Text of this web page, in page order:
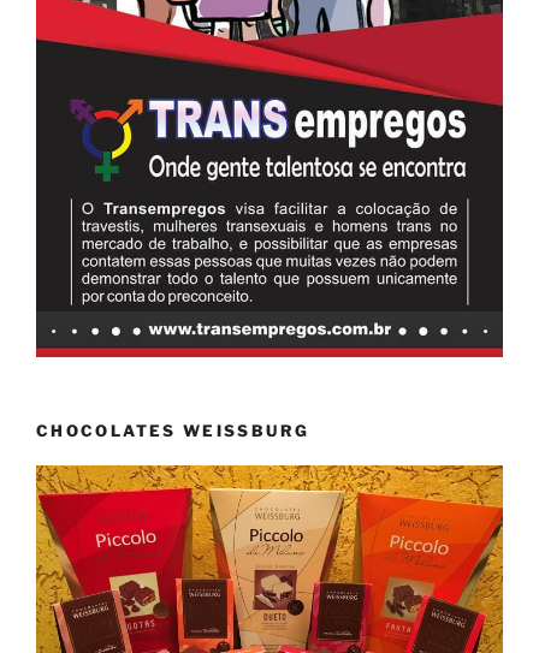
CHOCOLATES WEISSBURG